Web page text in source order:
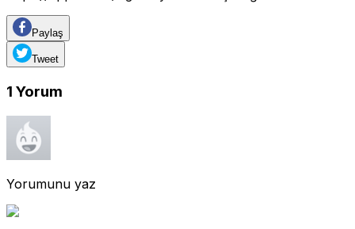
Paylaş
Tweet
1 Yorum
Yorumunu yaz